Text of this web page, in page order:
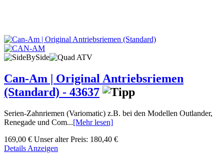
Can-Am | Original Antriebsriemen
(Standard) - 43637
Serien-Zahnriemen (Variomatic) z.B. bei den Modellen Outlander,
Renegade und Com...[Mehr lesen]
169,00 € Unser alter Preis: 180,40 €
Details Anzeigen